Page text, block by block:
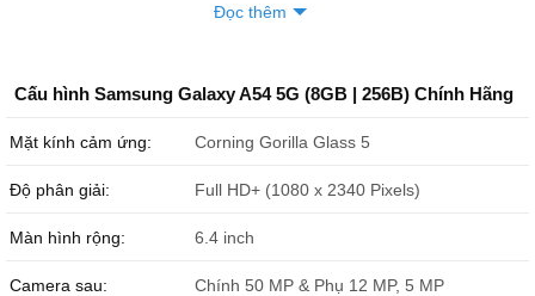
Samsung Galaxy A54 5G 256GB Mới 100% Nguyên Seal luôn sẵn
trợ thu cũ lên đời, trả góp 0% thủ tục đơn giản, bảo hành 12 tháng
quốc.
Đọc thêm
Cấu hình Samsung Galaxy A54 5G (8GB | 256B) Chính Hãng
Mặt kính cảm ứng: Corning Gorilla Glass 5
Độ phân giải: Full HD+ (1080 x 2340 Pixels)
Màn hình rộng: 6.4 inch
Camera sau: Chính 50 MP & Phụ 12 MP, 5 MP